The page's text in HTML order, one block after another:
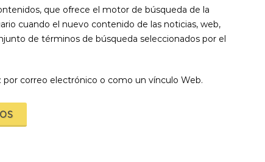
que ofrece el motor de búsqueda de la
cuando el nuevo contenido de las noticias, web,
de términos de búsqueda seleccionados por el
correo electrónico o como un vínculo Web.